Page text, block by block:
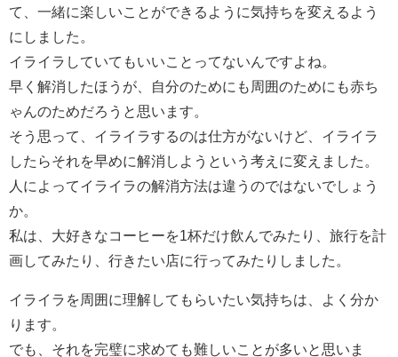
て、一緒に楽しいことができるように気持ちを変えるよう
にしました。
イライラしていてもいいことってないんですよね。
早く解消したほうが、自分のためにも周囲のためにも赤ち
ゃんのためだろうと思います。
そう思って、イライラするのは仕方がないけど、イライラ
したらそれを早めに解消しようという考えに変えました。
人によってイライラの解消方法は違うのではないでしょう
か。
私は、大好きなコーヒーを1杯だけ飲んでみたり、旅行を計
画してみたり、行きたい店に行ってみたりしました。
イライラを周囲に理解してもらいたい気持ちは、よく分か
ります。
でも、それを完璧に求めても難しいことが多いと思いま